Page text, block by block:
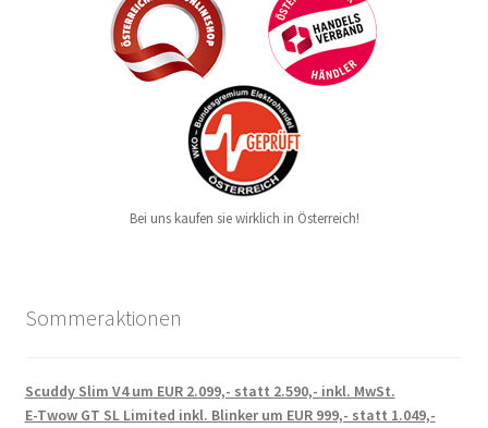
Bei uns kaufen sie wirklich in Österreich!
Sommeraktionen
Scuddy Slim V4 um EUR 2.099,- statt 2.590,- inkl. MwSt.
E-Twow GT SL Limited inkl. Blinker um EUR 999,- statt 1.049,-